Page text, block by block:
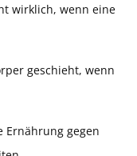
wirklich, wenn eine
geschieht, wenn
Ernährung gegen